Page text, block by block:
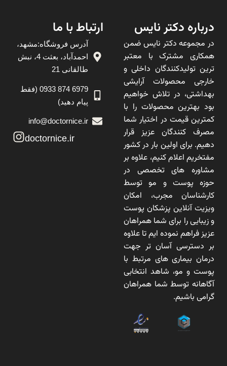
درباره دکتر نایس
در مجموعه دکتر نایس ضمن
همکاری مشترک با معتبر
ترین تولیدکنندگان داخلی و
خارجی محصولات آرایشی
بهداشتی، در تلاش خواهیم
بود بهترین محصولات را با
کمترین قیمت در اختیار شما
مصرف کنندگان عزیز قرار
دهیم. برای اولین بار در کشور
مفتخریم اعلام کنیم، علاوه بر
مشاوره های تخصصی در
حوزه پوست و مو توسط
کارشناسان مجرب، امکان
ویزیت آنلاین پزشکان پوست
و زیبایی را برای شما همراهان
عزیز فراهم نموده ایم تا علاوه
بر دسترسی آسان تر جهت
درمان بیماری های مرتبط با
پوست و مو، شاهد انتخابی
آگاهانه توسط شما همراهان
گرامی باشیم.
ارتباط با ما
آدرس فروشگاه:مشهد،
احمدآباد، بعثت 4، نبش
طالقانی 21
6979 874 0933 (فقط
پیام دهید)
info@doctornice.ir
doctornice.ir